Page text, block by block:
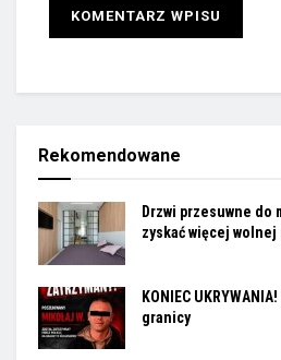
Rekomendowane
Drzwi przesuwne do
zyskać więcej
KONIEC
granicy